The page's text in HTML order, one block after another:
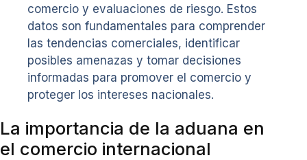
comercio y evaluaciones de riesgo. Estos
datos son fundamentales para comprender
las tendencias comerciales, identificar
posibles amenazas y tomar decisiones
informadas para promover el comercio y
proteger los intereses nacionales.
La importancia de la aduana en
el comercio internacional